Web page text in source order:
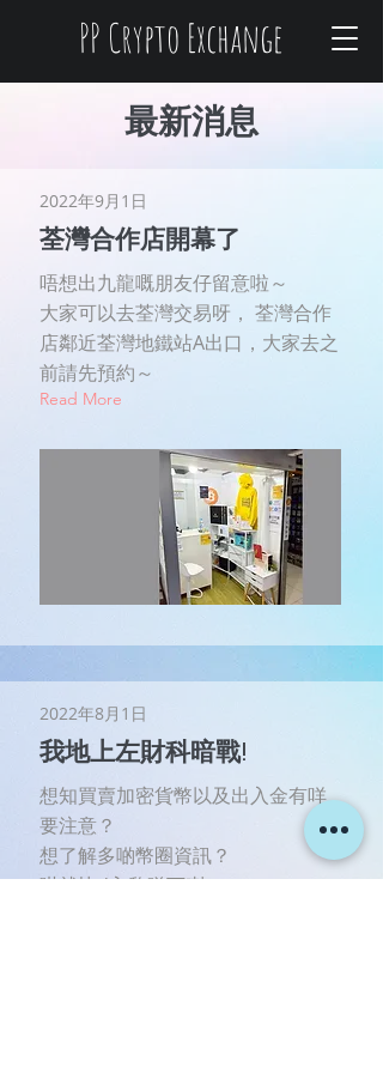
PP Crypto Exchange
最新消息
2022年9月1日
荃灣合作店開幕了
唔想出九龍嘅朋友仔留意啦～
大家可以去荃灣交易呀， 荃灣合作
店鄰近荃灣地鐵站A出口，大家去之
前請先預約～
Read More
2022年8月1日
我地上左財科暗戰!
想知買賣加密貨幣以及出入金有咩
要注意？
想了解多啲幣圈資訊？
咁就快d入黎睇下喇～